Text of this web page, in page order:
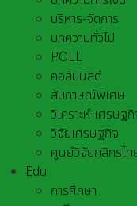
บริหาร-จัดการ
บทความทั่วไป
POLL
คอลัมนิสต์
สัมภาษณ์พิเศษ
วิเคราะห์-เศรษฐ
วิจัยเศรษฐกิจ
ศูนย์วิจัยกสิกรไท
Edu
การศึกษา